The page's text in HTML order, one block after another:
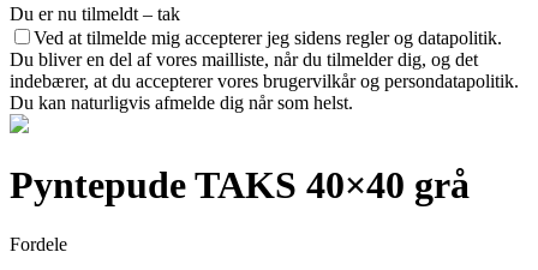
Du er nu tilmeldt – tak
Ved at tilmelde mig accepterer jeg sidens regler og datapolitik.
Du bliver en del af vores mailliste, når du tilmelder dig, og det
indebærer, at du accepterer vores brugervilkår og persondatapolitik.
Du kan naturligvis afmelde dig når som helst.
Pyntepude TAKS 40×40 grå
Fordele